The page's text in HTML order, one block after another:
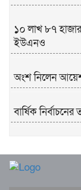
১০ লাখ ৮৭
ইউএনও
অংশ নিলেন
বার্ষিক